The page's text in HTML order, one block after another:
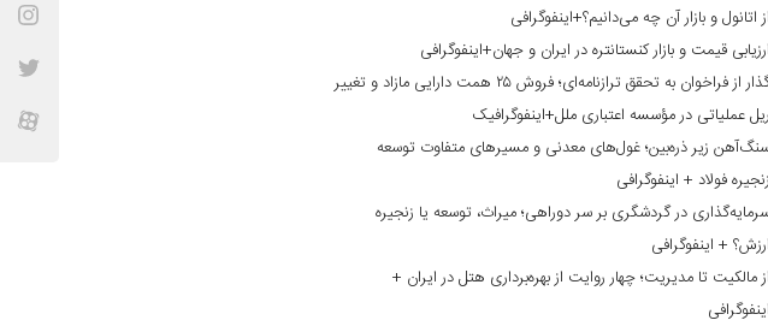
از اتانول و بازار آن چه می‌دانیم؟+اینفوگرافی
ارزیابی قیمت و بازار کنستانتره در ایران و جهان+اینفوگرافی
گذار از فراخوان به تحقق ترازنامه‌ای؛ فروش ۲۵ همت دارایی مازاد و تغییر
ریل عملیاتی در مؤسسه اعتباری ملل+اینفوگرافیک
زیر ذره‌بین؛ غول‌های معدنی و مسیر‌های متفاوت توسعه
زنجیره فولاد + اینفوگرافی
در گردشگری بر سر دوراهی؛ میراث، توسعه یا زنجیره
ارزش؟ + اینفوگرافی
از مالکیت تا مدیریت؛ چهار روایت از بهره‌برداری هتل در ایران +
اینفوگرافی